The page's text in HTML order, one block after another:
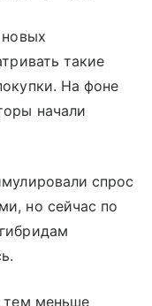
такие
На фоне
начали
спрос
но сейчас по
тем меньше